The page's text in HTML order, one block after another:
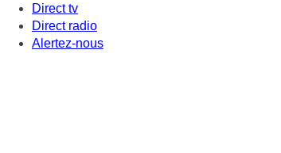
Direct tv
Direct radio
Alertez-nous